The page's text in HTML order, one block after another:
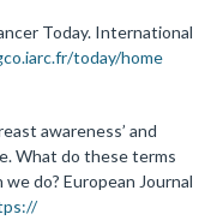
Today. International
today/home
awareness’ and
What do these terms
do? European Journal